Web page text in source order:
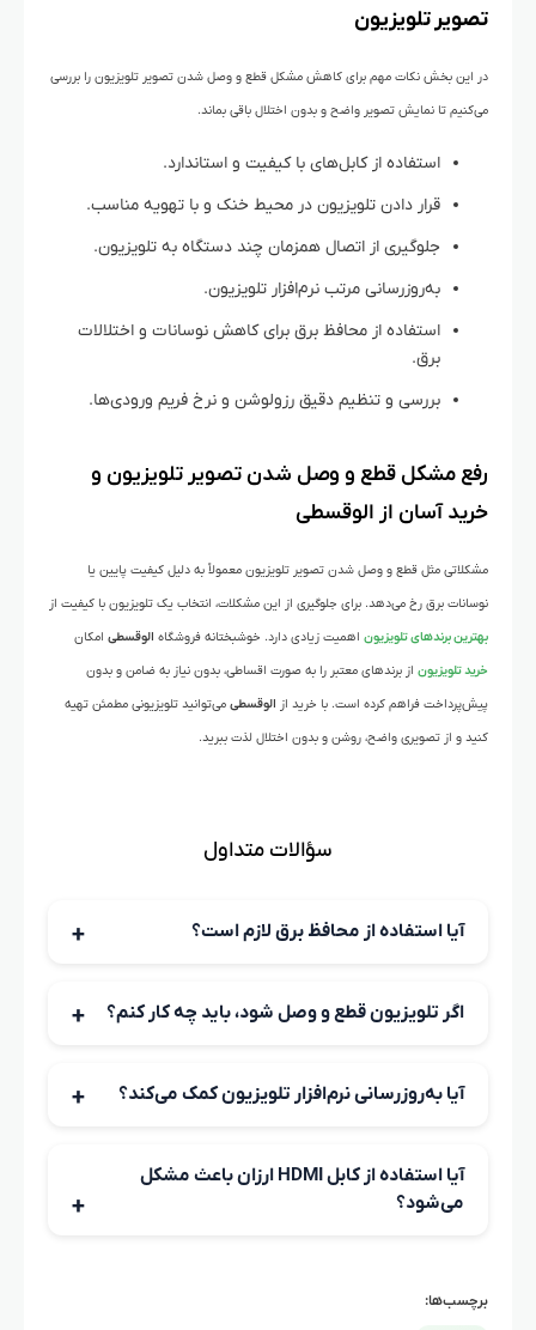
تصویر تلویزیون
در این بخش نکات مهم برای کاهش مشکل قطع و وصل شدن تصویر تلویزیون را بررسی
می‌کنیم تا نمایش تصویر واضح و بدون اختلال باقی بماند.
استفاده از کابل‌های با کیفیت و استاندارد.
قرار دادن تلویزیون در محیط خنک و با تهویه مناسب.
جلوگیری از اتصال همزمان چند دستگاه به تلویزیون.
به‌روزرسانی مرتب نرم‌افزار تلویزیون.
استفاده از محافظ برق برای کاهش نوسانات و اختلالات
برق.
بررسی و تنظیم دقیق رزولوشن و نرخ فریم ورودی‌ها.
رفع مشکل قطع و وصل شدن تصویر تلویزیون و
خرید آسان از الوقسطی
مشکلاتی مثل قطع و وصل شدن تصویر تلویزیون معمولاً به دلیل کیفیت پایین یا
نوسانات برق رخ می‌دهد. برای جلوگیری از این مشکلات، انتخاب یک تلویزیون با کیفیت از
بهترین برندهای تلویزیون اهمیت زیادی دارد. خوشبختانه فروشگاه الوقسطی امکان
خرید تلویزیون از برندهای معتبر را به صورت اقساطی، بدون نیاز به ضامن و بدون
پیش‌پرداخت فراهم کرده است. با خرید از الوقسطی می‌توانید تلویزیونی مطمئن تهیه
کنید و از تصویری واضح، روشن و بدون اختلال لذت ببرید.
سؤالات متداول
آیا استفاده از محافظ برق لازم است؟
می‌کند و عمر تلویزیون را افزایش می‌دهد.
اگر تلویزیون قطع و وصل شود، باید چه کار کنم؟
کنید و در صورت ادامه مشکل با تعمیرکار تماس بگیرید.
آیا به‌روزرسانی نرم‌افزار تلویزیون کمک می‌کند؟
می‌شوند.
آیا استفاده از کابل HDMI ارزان باعث مشکل
می‌شود؟
برچسب‌ها: